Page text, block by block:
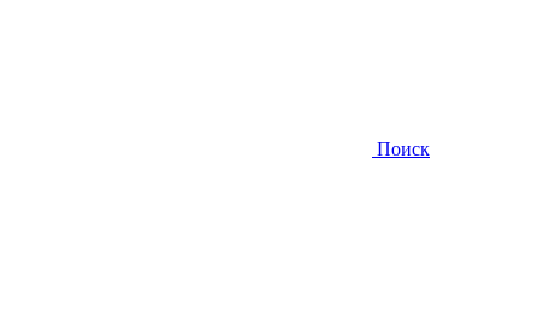
Поиск